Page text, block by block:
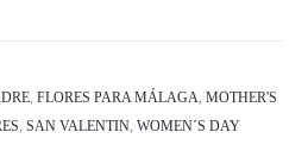
, FLORES PARA MÁLAGA MOTHER'S
SAN VALENTIN, WOMEN´S DAY